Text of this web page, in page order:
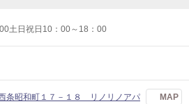
土日祝日10：00～18：00
条昭和町１７－１８ リノリノアパ
MAP